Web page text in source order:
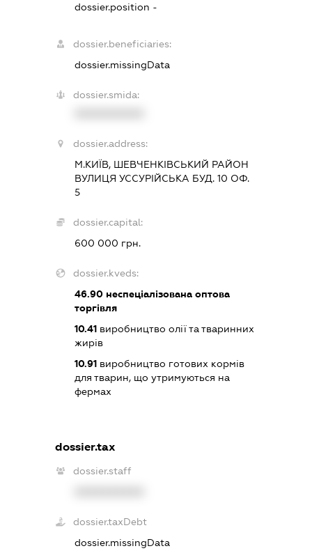
dossier.position -
dossier.beneficiaries:
dossier.missingData
dossier.smida:
dossier.address:
М.КИЇВ, ШЕВЧЕНКІВСЬКИЙ РАЙОН
ВУЛИЦЯ УССУРІЙСЬКА БУД. 10 ОФ.
5
dossier.capital:
600 000 грн.
dossier.kveds:
46.90 неспеціалізована оптова
торгівля
10.41 виробництво олії та тваринних
жирів
10.91 виробництво готових кормів
для тварин, що утримуються на
фермах
dossier.tax
dossier.staff
dossier.taxDebt
dossier.missingData